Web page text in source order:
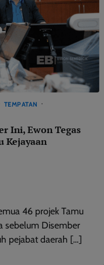
TEMPATAN
Ini, Ewon Tegas
Kejayaan
46 projek Tamu
sebelum Disember
pejabat daerah […]